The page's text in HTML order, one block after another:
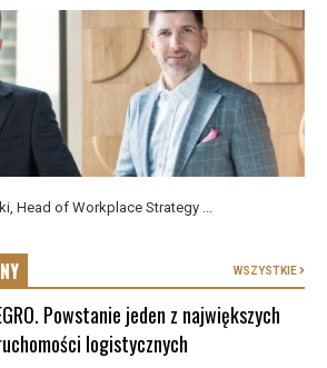
Head of Workplace Strategy ...
WSZYSTKIE
Powstanie jeden z największych
logistycznych